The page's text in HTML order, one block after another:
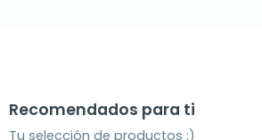
Recomendados para ti
Tu selección de productos ;)